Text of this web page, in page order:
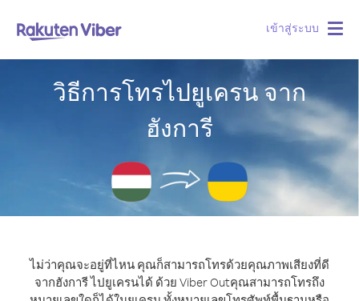
เข้าสู่ระบบ
วิธีการโทรไปยูเครน จาก
ฮังการี
ไม่ว่าคุณจะอยู่ที่ไหน คุณก็สามารถโทรด้วยคุณภาพเสียงที่ดี
จากฮังการี ไปยูเครนได้ ด้วย Viber Outคุณสามารถโทรถึง